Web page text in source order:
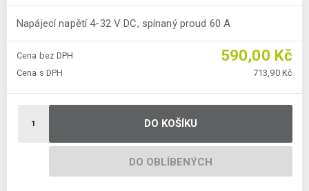
Napájecí napětí 4-32 V DC, spínaný proud 60 A
Cena bez DPH 590,00 Kč
Cena s DPH 713,90 Kč
DO KOŠÍKU
DO OBLÍBENÝCH